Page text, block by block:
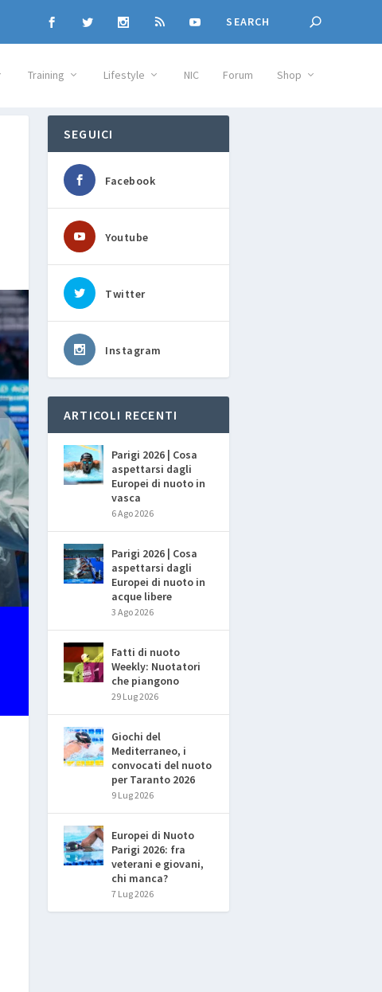
Training Lifestyle NIC Forum Shop
SEGUICI
Facebook
Youtube
Twitter
Instagram
ARTICOLI RECENTI
Parigi 2026 | Cosa
aspettarsi dagli
Europei di nuoto in
vasca
6 Ago 2026
Parigi 2026 | Cosa
aspettarsi dagli
Europei di nuoto in
acque libere
3 Ago 2026
Fatti di nuoto
Weekly: Nuotatori
che piangono
29 Lug 2026
Giochi del
Mediterraneo, i
convocati del nuoto
per Taranto 2026
9 Lug 2026
Europei di Nuoto
Parigi 2026: fra
veterani e giovani,
chi manca?
7 Lug 2026